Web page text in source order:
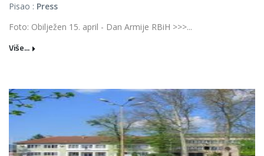
Pisao : Press
Foto: Obilježen 15. april - Dan Armije RBiH >>>...
Više...